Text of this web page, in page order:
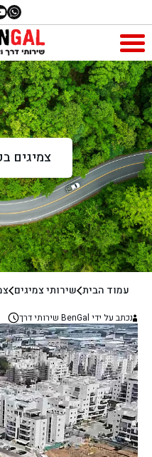
צמיגים
עמוד הבית שירותי צמיגים
נכתב על ידי BenGal שירותי דרך